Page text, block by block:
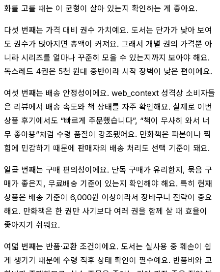
화를 고를 때는 이 균형이 살아 있는지 확인하는 게 좋아요.
다섯 번째는 가격 대비 권수 가치예요. 도서는 단가가 낮아 보여
도 권수가 많아지면 총액이 커져요. 그래서 개별 권의 가격뿐 아
니라 시리즈를 얼마나 꾸준히 모을 수 있는지까지 보아야 해요.
독스레드 4권은 5천 원대 중반이라 시작 장벽이 낮은 편이에요.
여섯 번째는 배송 안정성이에요. web_context 성격상 소비자들
은 리뷰에서 배송 속도와 책 상태를 자주 확인해요. 실제로 이번
상품 후기에서도 “빠르게 주문했습니다”, “책이 무사히 와서 너
무 좋아용”처럼 수령 품질이 강조됐어요. 만화책은 파본이나 찍
힘에 민감하기 때문에 판매자의 배송 처리도 선택 기준이 돼요.
일곱 번째는 구매 편의성이에요. 단독 구매가 유리한지, 묶음 구
매가 좋은지, 무료배송 기준이 있는지 확인해야 해요. 특히 현재
상품은 배송 기준이 6,000원 이상이라서 장바구니 전략이 중요
해요. 만화책은 한 권만 사기보다 여러 권을 함께 살 때 효율이
좋아지기 쉬워요.
여덟 번째는 반품·교환 조건이에요. 도서는 실사용 중 훼손이 쉽
게 생기기 때문에 수령 직후 상태 확인이 필수예요. 반품비와 교